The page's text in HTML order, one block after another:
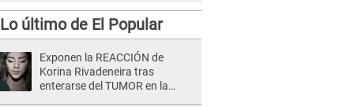
Lo último de El Popular
Exponen la REACCIÓN de
Korina Rivadeneira tras
enterarse del TUMOR en la